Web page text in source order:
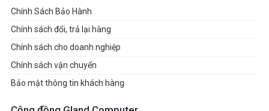
Chính Sách Bảo Hành
Chính sách đổi, trả lại hàng
Chính sách cho doanh nghiệp
Chính sách vận chuyển
Bảo mật thông tin khách hàng